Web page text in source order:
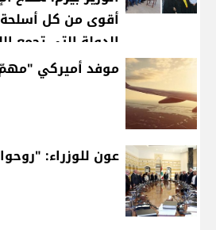
أقوى من كل أسلحة
الدولة التي تجمع
موفد أميركي
عون للوزراء: